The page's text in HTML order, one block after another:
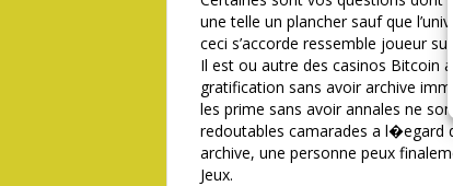
une telle un plancher sauf que
ceci s’accorde ressemble joueur
Il est ou autre des casinos Bitcoin
gratification sans avoir archive
les prime sans avoir annales ne
redoutables camarades a l�egard
archive, une personne peux
Jeux.